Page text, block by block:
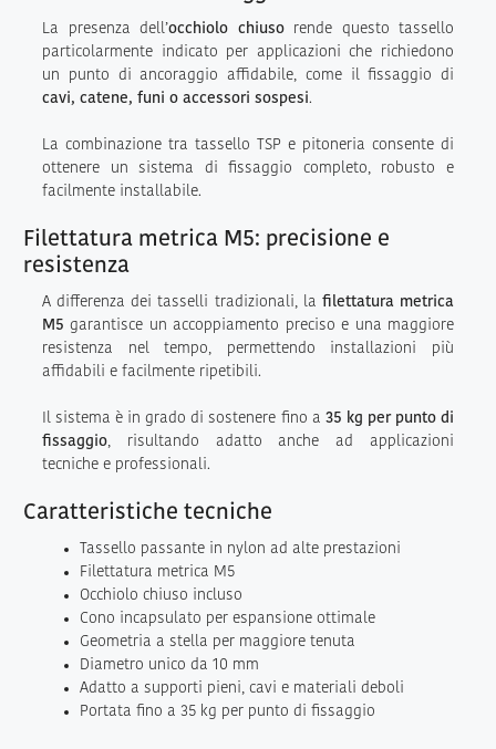
La presenza dell’occhiolo chiusorende questo tassello
particolarmente indicato per applicazioni che richiedono
un punto di ancoraggio affidabile, come il fissaggio di
cavi, catene, funi o accessori sospesi.
La combinazione tra tassello TSP e pitoneria consente di
ottenere un sistema di fissaggio completo, robusto e
facilmente installabile.
Filettatura metrica M5: precisione e
resistenza
A differenza dei tasselli tradizionali, la filettatura metrica
M5 garantisce un accoppiamento preciso e una maggiore
resistenza nel tempo, permettendo installazioni più
affidabili e facilmente ripetibili.
Il sistema è in grado di sostenere fino a 35 kg per punto di
fissaggio, risultando adatto anche ad applicazioni
tecniche e professionali.
Caratteristiche tecniche
Tassello passante in nylon ad alte prestazioni
Filettatura metrica M5
Occhiolo chiuso incluso
Cono incapsulato per espansione ottimale
Geometria a stella per maggiore tenuta
Diametro unico da 10 mm
Adatto a supporti pieni, cavi e materiali deboli
Portata fino a 35 kg per punto di fissaggio